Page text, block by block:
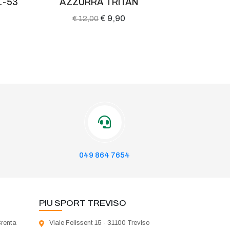
53
AZZURRA TRITAN
€ 12,00 € 9,90
049 864 7654
PIU SPORT TREVISO
Viale Felissent 15 - 31100 Treviso